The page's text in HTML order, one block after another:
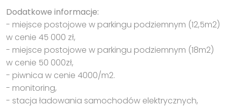
Dodatkowe informacje:
- miejsce postojowe w parkingu podziemnym (12,5m2)
w cenie 45 000 zł,
- miejsce postojowe w parkingu podziemnym (18m2)
w cenie 50 000zł,
- piwnica w cenie 4000/m2.
- monitoring,
- stacja ładowania samochodów elektrycznych,